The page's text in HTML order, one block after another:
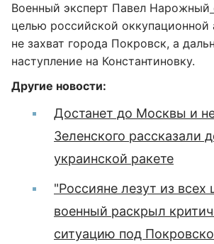
Военный эксперт Павел Нарожный
целью российской оккупационной
не захват города Покровск, а
наступление на Константиновку.
Другие новости:
Достанет до Москвы и
Зеленского рассказали
украинской ракете
"Россияне лезут из всех
военный раскрыл
ситуацию под